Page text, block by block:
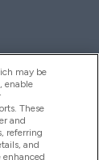
may be
enable
These
and
referring
and
enhanced